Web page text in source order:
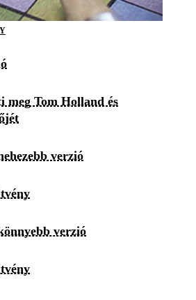
meg Tom Holland és
verzió
verzió